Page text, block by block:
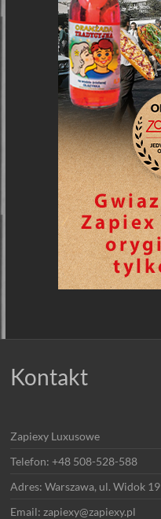
Kontakt
Zapiexy Luxusowe
Telefon: +48 508-528-588
Adres: Warszawa, ul. Widok 19
Email: zapiexy@zapiexy.pl